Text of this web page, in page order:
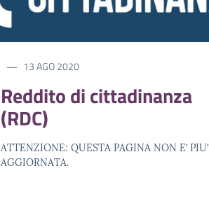
13 AGO 2020
Reddito di cittadinanza
(RDC)
ATTENZIONE: QUESTA PAGINA NON E’ PIU’
AGGIORNATA.